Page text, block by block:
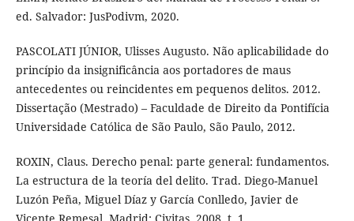
ed. Salvador: JusPodivm, 2020.
PASCOLATI JÚNIOR, Ulisses Augusto. Não aplicabilidade do
princípio da insignificância aos portadores de maus
antecedentes ou reincidentes em pequenos delitos. 2012.
Dissertação (Mestrado) – Faculdade de Direito da Pontifícia
Universidade Católica de São Paulo, São Paulo, 2012.
ROXIN, Claus. Derecho penal: parte general: fundamentos.
La estructura de la teoría del delito. Trad. Diego-Manuel
Luzón Peña, Miguel Díaz y García Conlledo, Javier de